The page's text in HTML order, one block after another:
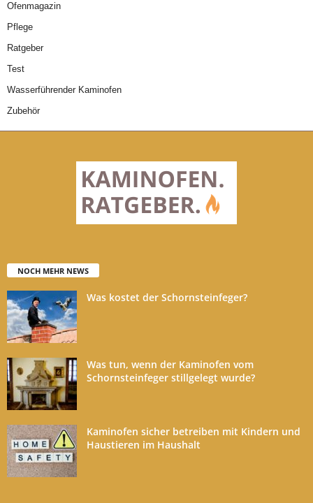
Ofenmagazin
Pflege
Ratgeber
Test
Wasserführender Kaminofen
Zubehör
NOCH MEHR NEWS
Was kostet der Schornsteinfeger?
Was tun, wenn der Kaminofen vom
Schornsteinfeger stillgelegt wurde?
Kaminofen sicher betreiben mit Kindern und
Haustieren im Haushalt